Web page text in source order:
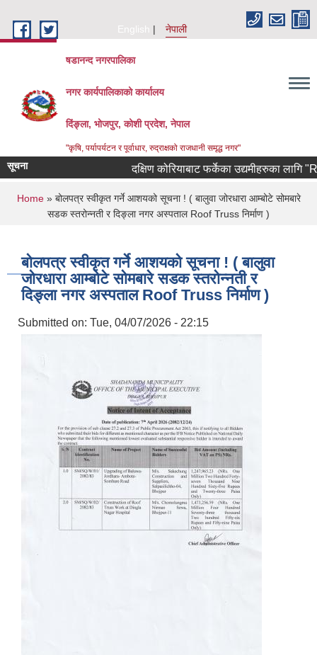
English
नेपाली
षडानन्द नगरपालिका
नगर कार्यपालिकाको कार्यालय
दिंङ्ला, भोजपुर, कोशी प्रदेश, नेपाल
"कृषि, पर्यापर्यटन र पूर्वाधार, रुद्राक्षको राजधानी समृद्ध नगर"
सूचना दक्षिण कोरियाबाट फर्केका उद्यमीहरुका लागि
You are here
Home» बोलपत्र स्वीकृत गर्ने आशयको सूचना ! ( बालुवा जोरधारा आम्बोटे सोमबारे
सडक स्तरोन्नती र दिङ्ला नगर अस्पताल Roof Truss निर्माण )
बोलपत्र स्वीकृत गर्ने आशयको सूचना ! ( बालुवा
जोरधारा आम्बोटे सोमबारे सडक स्तरोन्नती र
दिङ्ला नगर अस्पताल Roof Truss निर्माण )
Submitted on: Tue, 04/07/2026 - 22:15